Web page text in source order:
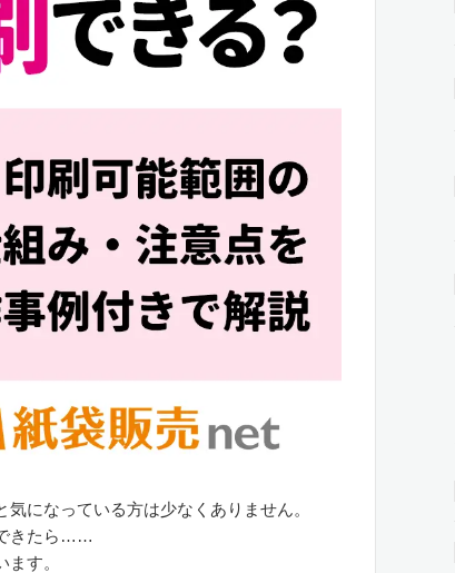
になっている方は少なくありません。
きたら……
す。